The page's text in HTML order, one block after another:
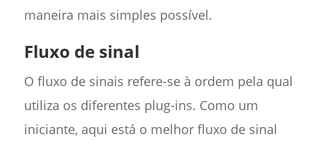
maneira mais simples possível.
Fluxo de sinal
O fluxo de sinais refere-se à ordem pela qual
utiliza os diferentes plug-ins. Como um
iniciante, aqui está o melhor fluxo de sinal